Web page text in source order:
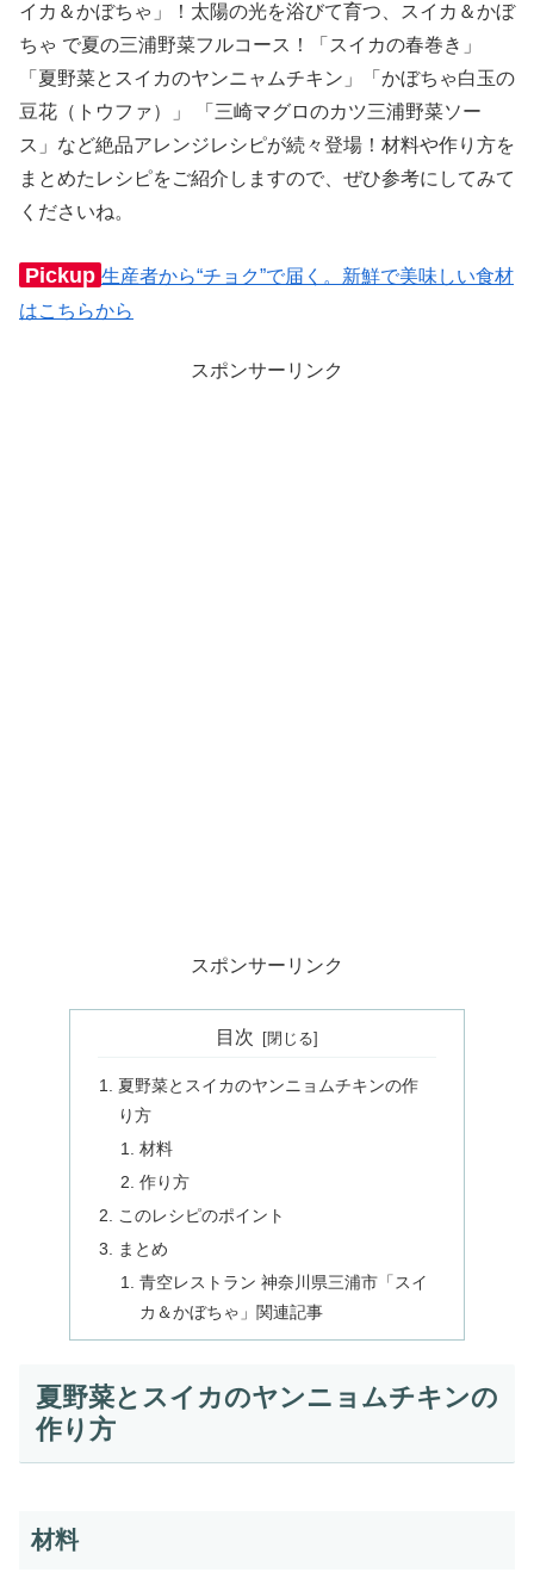
イカ＆かぼちゃ」！太陽の光を浴びて育つ、スイカ＆かぼ
ちゃ で夏の三浦野菜フルコース！「スイカの春巻き」
「夏野菜とスイカのヤンニャムチキン」「かぼちゃ白玉の
豆花（トウファ）」 「三崎マグロのカツ三浦野菜ソー
ス」など絶品アレンジレシピが続々登場！材料や作り方を
まとめたレシピをご紹介しますので、ぜひ参考にしてみて
くださいね。
Pickup 生産者から“チョク”で届く。新鮮で美味しい食材
はこちらから
スポンサーリンク
スポンサーリンク
目次
夏野菜とスイカのヤンニョムチキンの作
り方
材料
作り方
このレシピのポイント
まとめ
青空レストラン 神奈川県三浦市「スイ
カ＆かぼちゃ」関連記事
夏野菜とスイカのヤンニョムチキンの
作り方
材料